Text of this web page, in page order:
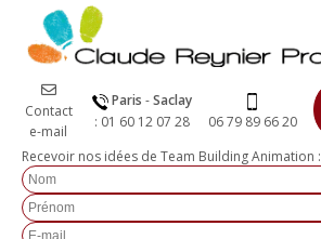
Contact
e-mail
Paris -Saclay
: 01 60 12 07 28 06 79 89 66 20
Recevoir nos idées de Team Building Animation :